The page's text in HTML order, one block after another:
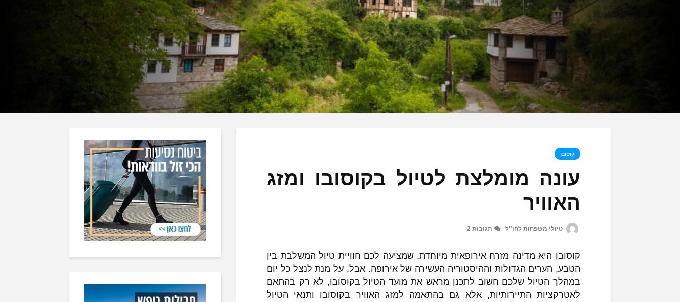
קוסובו
עונה מומלצת לטיול בקוסובו ומזג
האוויר
טיולי משפחות לחו"ל תגובות 2
קוסובו היא מדינה מזרח אירופאית מיוחדת, שמציעה לכם חוויית טיול המשלבת בין
הטבע, הערים הגדולות וההיסטוריה העשירה של אירופה. אבל, על מנת לנצל כל יום
במהלך הטיול שלכם חשוב לתכנן מראש את מועד הטיול בקוסובו, לא רק בהתאם
לאטרקציות התיירותיות, אלא גם בהתאמה למזג האוויר בקוסובו ותנאי הטיול